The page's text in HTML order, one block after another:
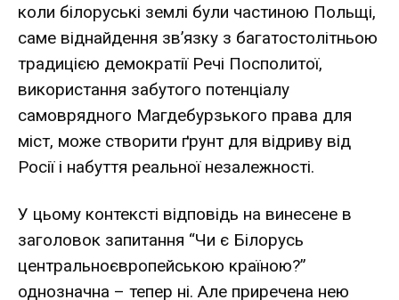
коли білоруські землі були частиною Польщі,
саме віднайдення зв’язку з багатостолітньою
традицією демократії Речі Посполитої,
використання забутого потенціалу
самоврядного Магдебурзького права для
міст, може створити ґрунт для відриву від
Росії і набуття реальної незалежності.
У цьому контексті відповідь на винесене в
заголовок запитання “Чи є Білорусь
центральноєвропейською країною?”
однозначна – тепер ні. Але приречена нею